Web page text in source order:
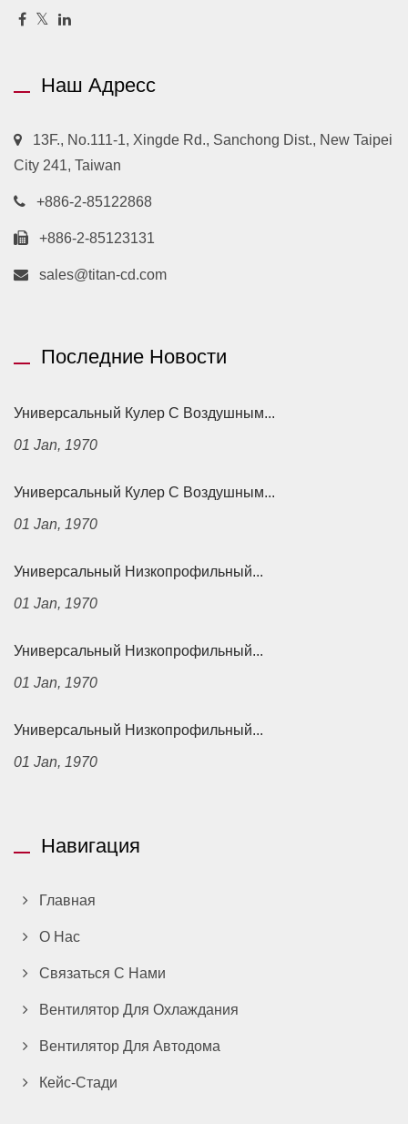
Наш Адресс
13F., No.111-1, Xingde Rd., Sanchong Dist., New Taipei
City 241, Taiwan
+886-2-85122868
+886-2-85123131
sales@titan-cd.com
Последние Новости
Универсальный Кулер С Воздушным...
01 Jan, 1970
Универсальный Кулер С Воздушным...
01 Jan, 1970
Универсальный Низкопрофильный...
01 Jan, 1970
Универсальный Низкопрофильный...
01 Jan, 1970
Универсальный Низкопрофильный...
01 Jan, 1970
Навигация
Главная
О Нас
Связаться С Нами
Вентилятор Для Охлаждания
Вентилятор Для Автодома
Кейс-Стади